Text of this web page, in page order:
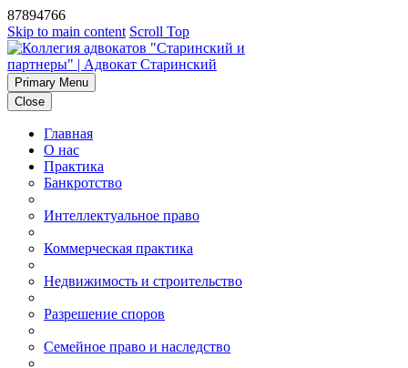
87894766
Skip to main content Scroll Top
Primary Menu
Close
Главная
О нас
Практика
Банкротство
Интеллектуальное право
Коммерческая практика
Недвижимость и строительство
Разрешение споров
Семейное право и наследство